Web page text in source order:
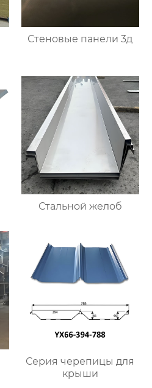
Стеновые панели 3д
Стальной желоб
Серия черепицы для
крыши